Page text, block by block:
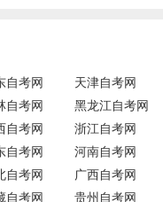
自考网
天津自考网
自考网
黑龙江自考网
自考网
浙江自考网
自考网
河南自考网
自考网
广西自考网
自考网 贵州自考网